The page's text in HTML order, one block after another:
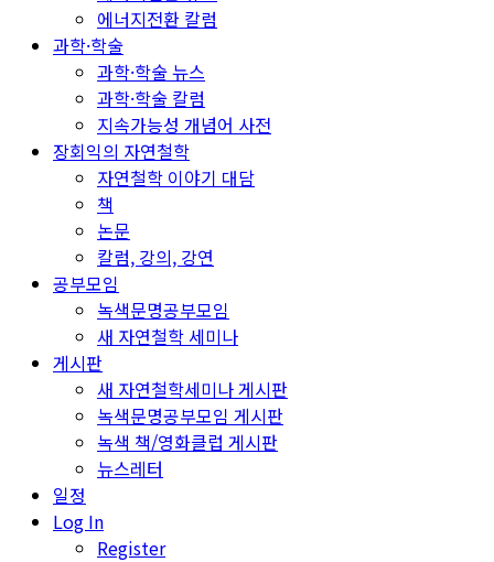
에너지전환 칼럼
과학·학술
과학·학술 뉴스
과학·학술 칼럼
지속가능성 개념어 사전
장회익의 자연철학
자연철학 이야기 대담
책
논문
칼럼, 강의, 강연
공부모임
녹색문명공부모임
새 자연철학 세미나
게시판
새 자연철학세미나 게시판
녹색문명공부모임 게시판
녹색 책/영화클럽 게시판
뉴스레터
일정
Log In
Register